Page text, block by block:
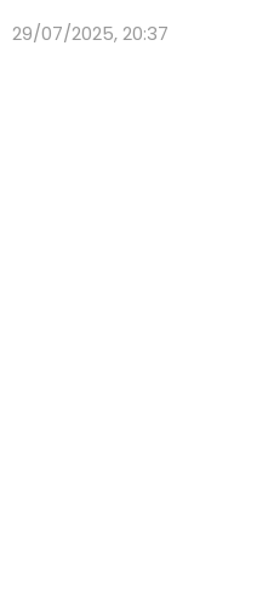
29/07/2025, 20:37